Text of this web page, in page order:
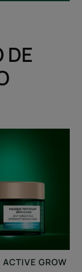
DE
ACTIVE GROW